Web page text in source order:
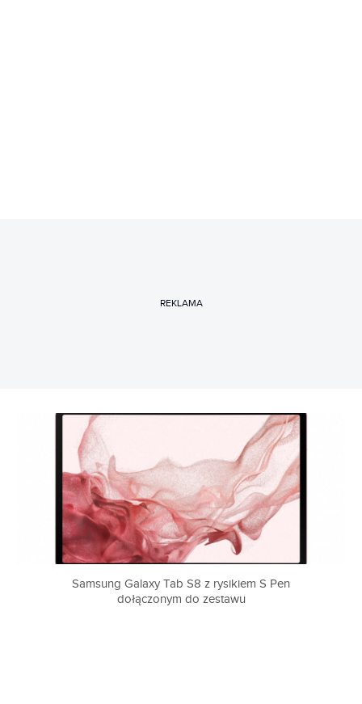
REKLAMA
Samsung Galaxy Tab S8 z rysikiem S Pen
dołączonym do zestawu